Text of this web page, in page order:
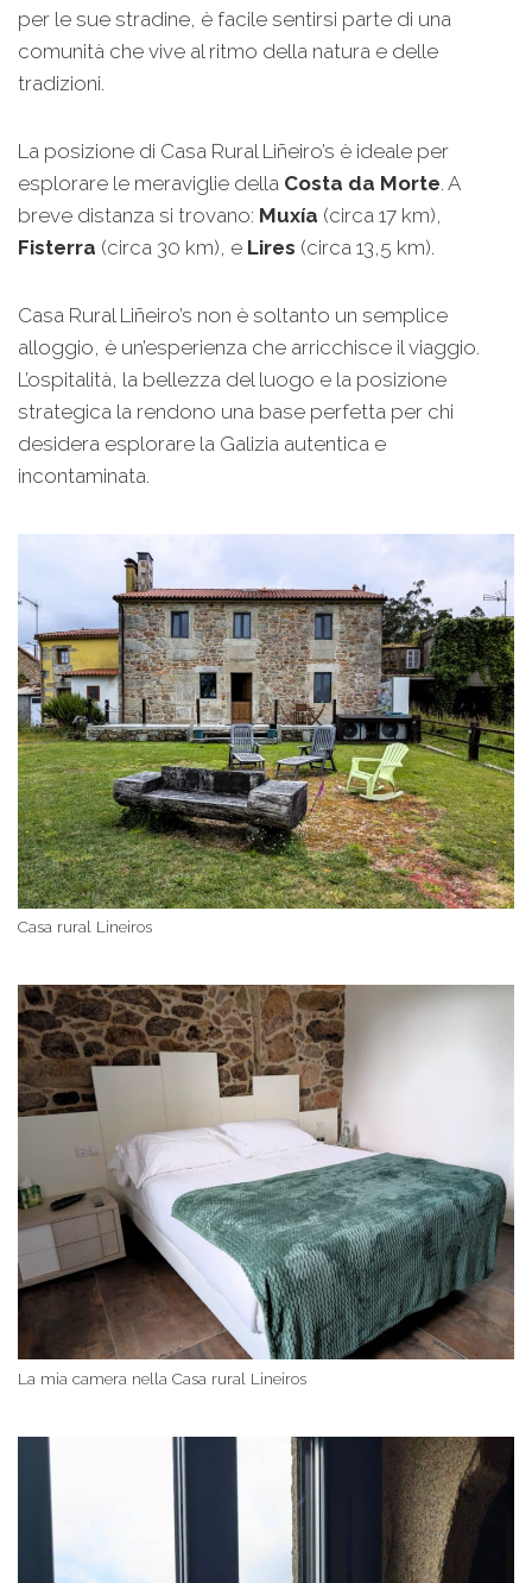
per le sue stradine, è facile sentirsi parte di una
comunità che vive al ritmo della natura e delle
tradizioni.
La posizione di Casa Rural Liñeiro’s è ideale per
esplorare le meraviglie della Costa da Morte. A
breve distanza si trovano: Muxía (circa 17 km),
Fisterra (circa 30 km), e Lires (circa 13,5 km).
Casa Rural Liñeiro’s non è soltanto un semplice
alloggio, è un’esperienza che arricchisce il viaggio.
L’ospitalità, la bellezza del luogo e la posizione
strategica la rendono una base perfetta per chi
desidera esplorare la Galizia autentica e
incontaminata.
Casa rural Lineiros
La mia camera nella Casa rural Lineiros